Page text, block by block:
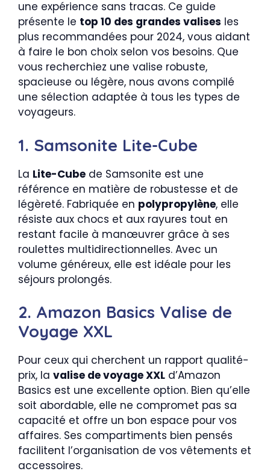
une expérience sans tracas. Ce guide
présente le top 10 des grandes valises les
plus recommandées pour 2024, vous aidant
à faire le bon choix selon vos besoins. Que
vous recherchiez une valise robuste,
spacieuse ou légère, nous avons compilé
une sélection adaptée à tous les types de
voyageurs.
1. Samsonite Lite-Cube
La Lite-Cube de Samsonite est une
référence en matière de robustesse et de
légèreté. Fabriquée en polypropylène, elle
résiste aux chocs et aux rayures tout en
restant facile à manœuvrer grâce à ses
roulettes multidirectionnelles. Avec un
volume généreux, elle est idéale pour les
séjours prolongés.
2. Amazon Basics Valise de
Voyage XXL
Pour ceux qui cherchent un rapport qualité-
prix, la valise de voyage XXL d’Amazon
Basics est une excellente option. Bien qu’elle
soit abordable, elle ne compromet pas sa
capacité et offre un bon espace pour vos
affaires. Ses compartiments bien pensés
facilitent l’organisation de vos vêtements et
accessoires.